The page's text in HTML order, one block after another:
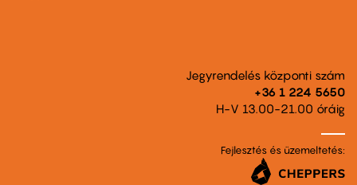
Jegyrendelés központi szám
+36 1 224 5650
H-V 13.00-21.00 óráig
Fejlesztés és üzemeltetés: